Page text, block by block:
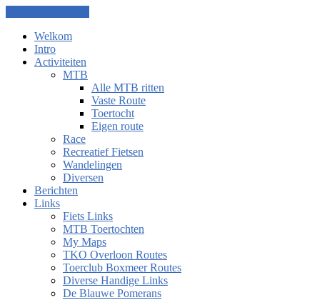
Welkom
Intro
Activiteiten
MTB
Alle MTB ritten
Vaste Route
Toertocht
Eigen route
Race
Recreatief Fietsen
Wandelingen
Diversen
Berichten
Links
Fiets Links
MTB Toertochten
My Maps
TKO Overloon Routes
Toerclub Boxmeer Routes
Diverse Handige Links
De Blauwe Pomerans